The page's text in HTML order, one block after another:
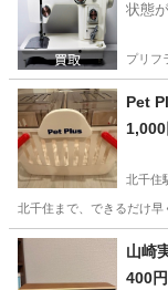
状態
プリフ
Pet
1,000
北千住
北千住まで、できるだけ
東京 足立区 北千
山崎
400円